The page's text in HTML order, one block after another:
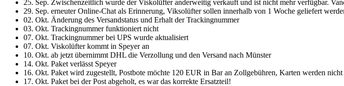
25. Sep. Zwischenzeitlich wurde der Viskolüfter anderweitig verkauft und ist nicht mehr verfügbar.
29. Sep. erneuter Online-Chat als Erinnerung, Viksolüfter sollen innerhalb von 1 Woche geliefert
02. Okt. Änderung des Versandstatus und Erhalt der Trackingnummer
03. Okt. Trackingnummer funktioniert nicht
07. Okt. Trackingnummer bei UPS wurde aktualisiert
07. Okt. Viskolüfter kommt in Speyer an
10. Okt. ab jetzt übernimmt DHL die Verzollung und den Versand nach Münster
14. Okt. Paket verlässt Speyer
16. Okt. Paket wird zugestellt, Postbote möchte 120 EUR in Bar an Zollgebühren, Karten werden nicht
17. Okt. Paket bei der Post abgeholt, es war das korrekte Ersatzteil!